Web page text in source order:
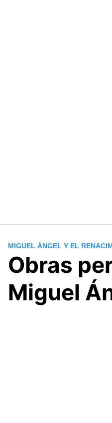
MIGUEL ÁNGEL Y EL
Obras
Miguel